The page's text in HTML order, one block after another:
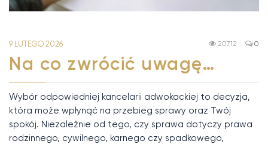
9 LUTEGO 2026 0
20712
Na co zwrócić uwagę…
Wybór odpowiedniej kancelarii adwokackiej to decyzja,
która może wpłynąć na przebieg sprawy oraz Twój
spokój. Niezależnie od tego, czy sprawa dotyczy prawa
rodzinnego, cywilnego, karnego czy spadkowego,